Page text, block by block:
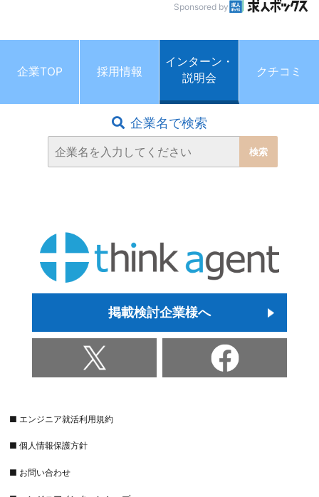
Sponsored by
企業TOP 採用情報
インターン・
説明会
クチコミ
企業名で検索
掲載検討企業様へ
■ エンジニア就活利用規約
■ 個人情報保護方針
■ お問い合わせ